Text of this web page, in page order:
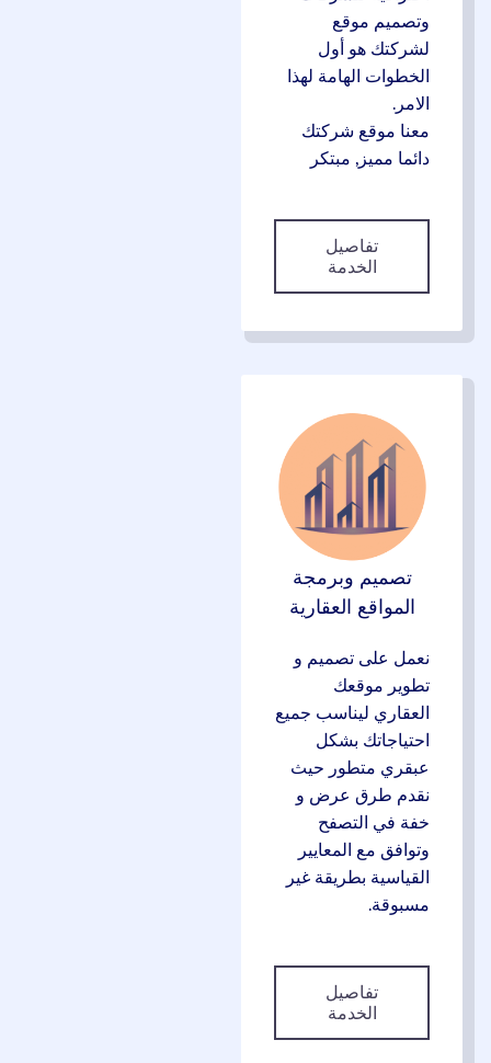
وتصميم موقع
لشركتك هو أول
الخطوات الهامة لهذا
الامر.
معنا موقع شركتك
دائما مميز, مبتكر
تفاصيل
الخدمة
تصميم وبرمجة
المواقع العقارية
نعمل على تصميم و
تطوير موقعك
العقاري ليناسب جميع
احتياجاتك بشكل
عبقري متطور حيث
نقدم طرق عرض و
خفة في التصفح
وتوافق مع المعايير
القياسية بطريقة غير
مسبوقة.
تفاصيل
الخدمة